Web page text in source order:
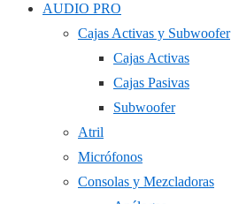
AUDIO PRO
Cajas Activas y Subwoofer
Cajas Activas
Cajas Pasivas
Subwoofer
Atril
Micrófonos
Consolas y Mezcladoras